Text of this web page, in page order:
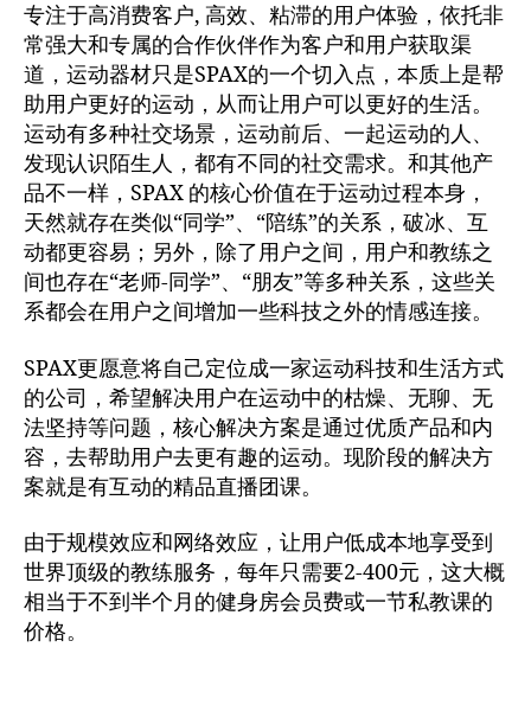
专注于高消费客户, 高效、粘滞的用户体验，依托非
常强大和专属的合作伙伴作为客户和用户获取渠
道，运动器材只是SPAX的一个切入点，本质上是帮
助用户更好的运动，从而让用户可以更好的生活。
运动有多种社交场景，运动前后、一起运动的人、
发现认识陌生人，都有不同的社交需求。和其他产
品不一样，SPAX 的核心价值在于运动过程本身，
天然就存在类似“同学”、“陪练”的关系，破冰、互
动都更容易；另外，除了用户之间，用户和教练之
间也存在“老师-同学”、“朋友”等多种关系，这些关
系都会在用户之间增加一些科技之外的情感连接。
SPAX更愿意将自己定位成一家运动科技和生活方式
的公司，希望解决用户在运动中的枯燥、无聊、无
法坚持等问题，核心解决方案是通过优质产品和内
容，去帮助用户去更有趣的运动。现阶段的解决方
案就是有互动的精品直播团课。
由于规模效应和网络效应，让用户低成本地享受到
世界顶级的教练服务，每年只需要2-400元，这大概
相当于不到半个月的健身房会员费或一节私教课的
价格。